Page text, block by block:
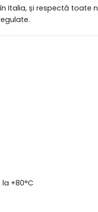
în Italia, și respectă
+80°C